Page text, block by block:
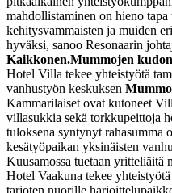
mahdollistaminen on hieno
kehitysvammaisten ja muiden
hyväksi, sanoo Resonaarin
Kaikkonen.Mummojen
Hotel Villa tekee yhteistyötä
vanhustyön keskuksen
Kammarilaiset ovat kutoneet
villasukkia sekä torkkupeittoja
tuloksena syntynyt rahasumma
kesätyöpaikan yksinäisten
Kuusamossa tuetaan
Hotel Vaakuna tekee
tarjoten nuorille